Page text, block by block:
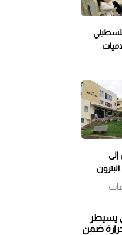
التمسك
إلى
يسيطر
ضمن